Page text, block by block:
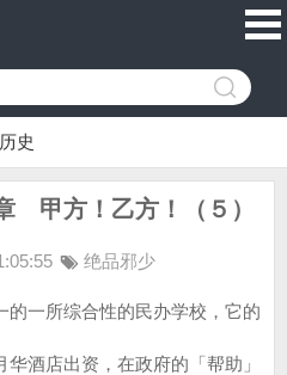
历史
甲方！乙方！（５）
绝品邪少
一所综合性的民办学校，它的
酒店出资，在政府的「帮助」